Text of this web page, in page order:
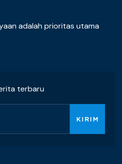
adalah prioritas utama
terbaru